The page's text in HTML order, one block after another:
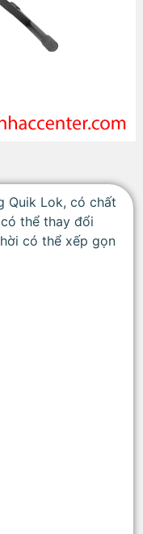
Quik Lok, có chất
thể thay đổi
có thể xếp gọn